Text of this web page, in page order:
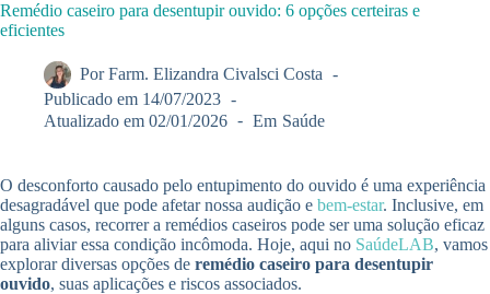
Remédio caseiro para desentupir ouvido: 6 opções certeiras e
eficientes
Por Farm. Elizandra Civalsci Costa
Publicado em 14/07/2023
Atualizado em 02/01/2026 Em Saúde
O desconforto causado pelo entupimento do ouvido é uma experiência
desagradável que pode afetar nossa audição e bem-estar. Inclusive, em
alguns casos, recorrer a remédios caseiros pode ser uma solução eficaz
para aliviar essa condição incômoda. Hoje, aqui no SaúdeLAB, vamos
explorar diversas opções de remédio caseiro para desentupir
ouvido, suas aplicações e riscos associados.